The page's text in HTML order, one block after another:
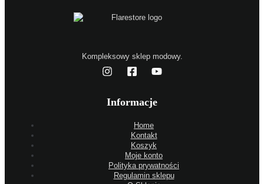
Kompleksowy sklep modowy.
Informacje
Home
Kontakt
Koszyk
Moje konto
Polityka prywatności
Regulamin sklepu